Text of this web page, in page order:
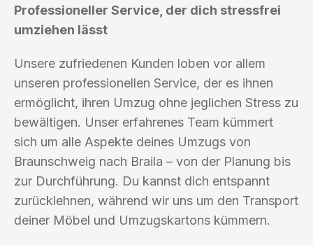
Professioneller Service, der dich stressfrei
umziehen lässt
Unsere zufriedenen Kunden loben vor allem
unseren professionellen Service, der es ihnen
ermöglicht, ihren Umzug ohne jeglichen Stress zu
bewältigen. Unser erfahrenes Team kümmert
sich um alle Aspekte deines Umzugs von
Braunschweig nach Braila – von der Planung bis
zur Durchführung. Du kannst dich entspannt
zurücklehnen, während wir uns um den Transport
deiner Möbel und Umzugskartons kümmern.